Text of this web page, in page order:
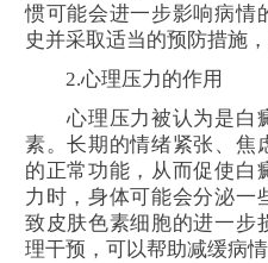
惯可能会进一步影响病情
史并采取适当的预防措施
2.心理压力的作用
心理压力被认为是白
素。长期的情绪紧张、焦
的正常功能，从而促使白
力时，身体可能会分泌一
致皮肤色素细胞的进一步
理干预，可以帮助减缓病情